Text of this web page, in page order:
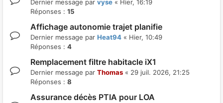
Dernier message par vyse « Hier, 16:19
Réponses : 15
Affichage autonomie trajet planifie
Dernier message par Heat94 « Hier, 10:49
Réponses : 4
Remplacement filtre habitacle iX1
Dernier message par Thomas « 29 juil. 2026, 21:25
Réponses : 8
Assurance décès PTIA pour LOA